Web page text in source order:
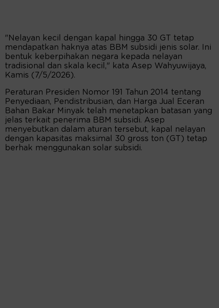
"Nelayan kecil dengan kapal hingga 30 GT tetap
mendapatkan haknya atas BBM subsidi jenis solar. Ini
bentuk keberpihakan negara kepada nelayan
tradisional dan skala kecil," kata Asep Wahyuwijaya,
Kamis (7/5/2026).
Peraturan Presiden Nomor 191 Tahun 2014 tentang
Penyediaan, Pendistribusian, dan Harga Jual Eceran
Bahan Bakar Minyak telah menetapkan batasan yang
jelas terkait penerima BBM subsidi. Asep
menyebutkan dalam aturan tersebut, kapal nelayan
dengan kapasitas maksimal 30 gross ton (GT) tetap
berhak menggunakan solar subsidi.